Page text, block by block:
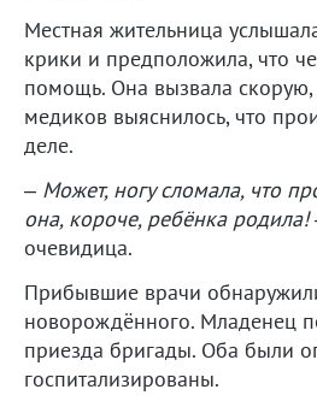
Местная жительница
крики и предположила, что
помощь. Она вызвала
медиков выяснилось, что
деле.
– Может, ногу сломала, что
она, короче, ребёнка родила!
очевидица.
Прибывшие врачи
новорождённого. Младенец
приезда бригады. Оба были
госпитализированы.